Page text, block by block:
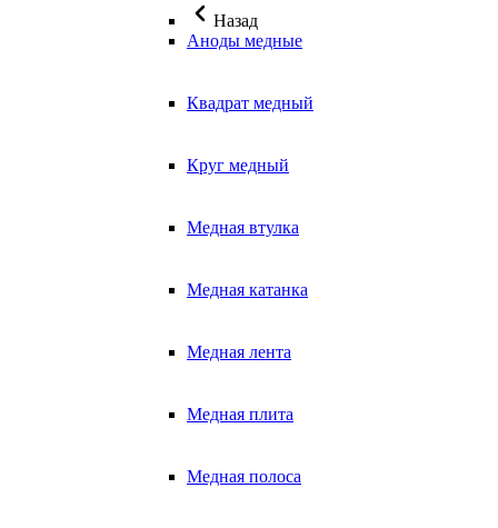
Назад
Аноды медные
Квадрат медный
Круг медный
Медная втулка
Медная катанка
Медная лента
Медная плита
Медная полоса